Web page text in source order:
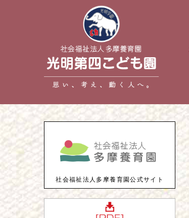
社会福祉法人多摩養育園公式サイト